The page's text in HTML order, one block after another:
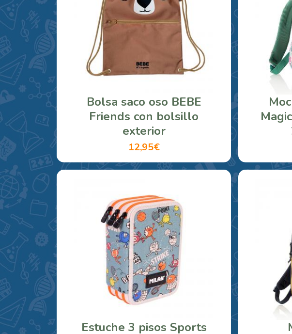
Bolsa saco oso BEBE
Friends con bolsillo
exterior
12,95€
Estuche 3 pisos Sports